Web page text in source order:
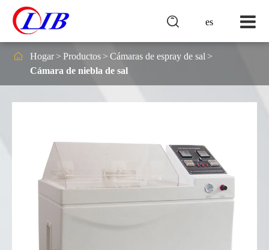
es

 Hogar Productos
Cámaras de espray de sal
Cámara de niebla de sal